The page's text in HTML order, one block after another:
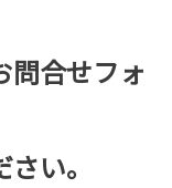
問合せフォ
い。